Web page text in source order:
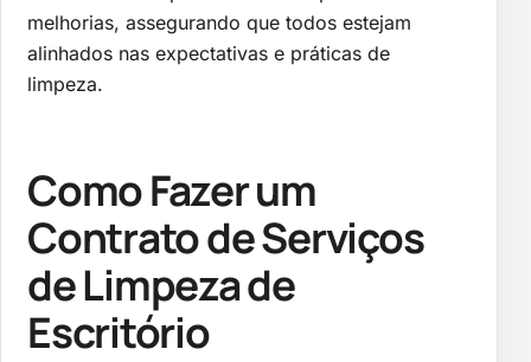
melhorias, assegurando que todos estejam
alinhados nas expectativas e práticas de
limpeza.
Como Fazer um
Contrato de Serviços
de Limpeza de
Escritório